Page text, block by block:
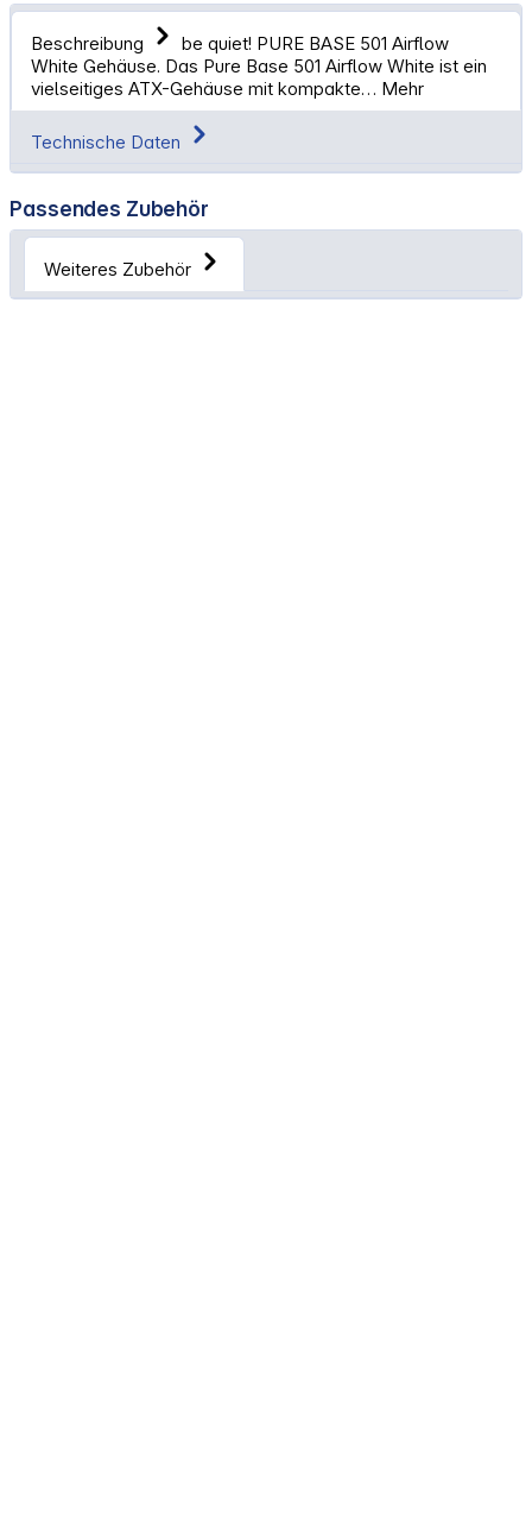
Beschreibung
be quiet! PURE BASE 501 Airflow
White Gehäuse. Das Pure Base 501 Airflow White ist ein
vielseitiges ATX-Gehäuse mit kompakte… Mehr
Technische Daten
Passendes Zubehör
Weiteres Zubehör